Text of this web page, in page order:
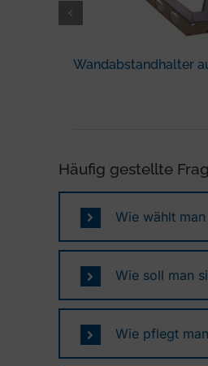
Wandabstandhalter
Häufig gestellte
Wie wählt
Wie soll man
Wie pflegt